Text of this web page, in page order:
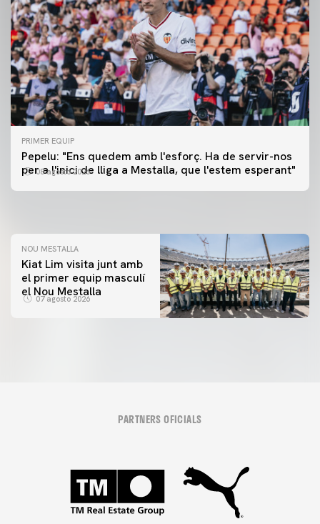
PRIMER EQUIP
Pepelu: "Ens quedem amb l'esforç. Ha de servir-nos
per a l'inici de lliga a Mestalla, que l'estem esperant"
08 agosto 2026
PRIMER EQUIP
📸 #ValenciaNUFC
PRIMER EQUIP
MESTALLA 📍
NOU MESTALLA
Kiat Lim visita junt amb
el primer equip masculí
el Nou Mestalla
07 agosto 2026
PARTNERS OFICIALS